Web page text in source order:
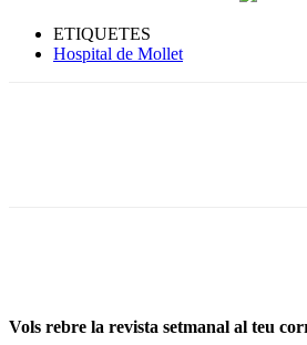
ETIQUETES
Hospital de Mollet
Vols rebre la revista setmanal al teu